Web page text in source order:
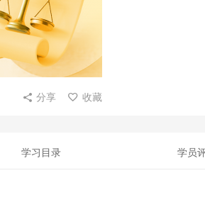
分享 收藏
学习目录 学员